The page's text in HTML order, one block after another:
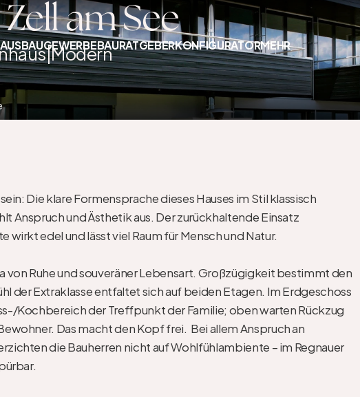
GEWERBEBAURATGEBERKONFIGURATORMEHR
am See
|Modern
Die klare Formensprache dieses Hauses im Stil klassisch
Anspruch und Ästhetik aus. Der zurückhaltende Einsatz
wirkt edel und lässt viel Raum für Mensch und Natur.
von Ruhe und souveräner Lebensart. Großzügigkeit bestimmt den
der Extraklasse entfaltet sich auf beiden Etagen. Im Erdgeschoss
Kochbereich der Treffpunkt der Familie; oben warten Rückzug
Das macht den Kopf frei.  Bei allem Anspruch an
die Bauherren nicht auf Wohlfühlambiente – im Regnauer